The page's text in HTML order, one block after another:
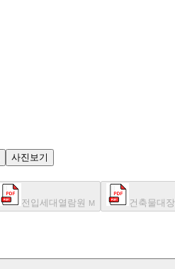
사진보기
전입세대열람원 M 건축물대장